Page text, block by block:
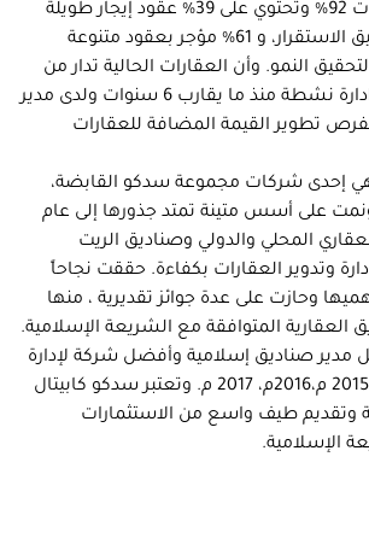
تشغيل هذه العقارات 92% وتحتوي على 39% عقود إيجار طويلة
الأجل ومتزايدة لتحقيق الاستقرار، و 61% مؤجر بعقود متنوعة
النمو. وأن العقارات الحالية تدار من
قبل مدير الصندوق ادارة نشطة منذ ما يقارب 6 سنوات ولدى مدير
تطوير القيمة المضافة للعقارات
هي إحدى شركات مجموعة سدكو القابضة،
في 2009 ونمت على أسس متينة تمتد جذورها إلى عام
العقاري المحلي والدولي وصناديق الريت
وتدوير العقارات بكفاءة. حققت نجاحاً
وحازت على عدة جوائز تقديرية ، منها
العقارية المتوافقة مع الشريعة الإسلامية.
مدير صناديق إسلامية وأفضل شركة لإدارة
الأصول في الأعوام 2015 م،2016م، 2017 م. وتعتبر سدكو كابيتال
وتقديم طيف واسع من الاستثمارات
الإسلامية.